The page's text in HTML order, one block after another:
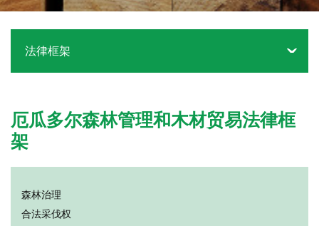
法律框架 ˬ
厄瓜多尔森林管理和木材贸易法律框
架
森林治理
合法采伐权